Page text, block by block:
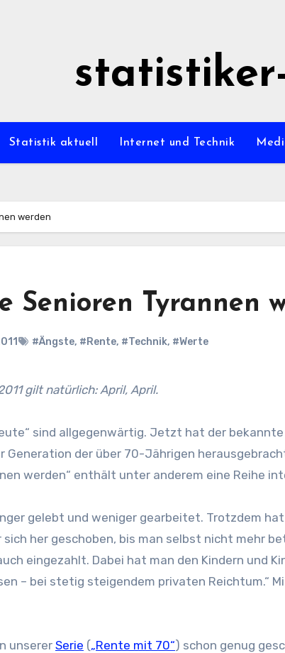
Statistik aktuell Internet und Technik
werden
Senioren Tyrannen
#Ängste, #Rente, #Technik, #Werte
gilt natürlich: April, April.
sind allgegenwärtig. Jetzt hat der
Generation der über 70-Jährigen
werden“ enthält unter anderem eine Reihe
gelebt und weniger gearbeitet. Trotzdem
sich her geschoben, bis man selbst nicht mehr
eingezahlt. Dabei hat man den Kindern und
– bei stetig steigendem privaten Reichtum.“
unserer Serie („Rente mit 70“) schon genug